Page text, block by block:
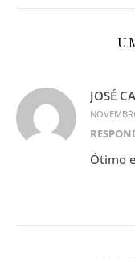
JOSÉ
Ótimo